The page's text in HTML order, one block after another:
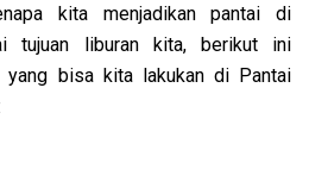
kita menjadikan pantai di
tujuan liburan kita, berikut ini
bisa kita lakukan di Pantai